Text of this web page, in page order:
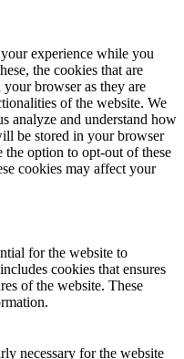
experience while you
the cookies that are
your browser as they are
of the website. We
analyze and understand how
be stored in your browser
option to opt-out of these
cookies may affect your
for the website to
cookies that ensures
of the website. These
necessary for the website